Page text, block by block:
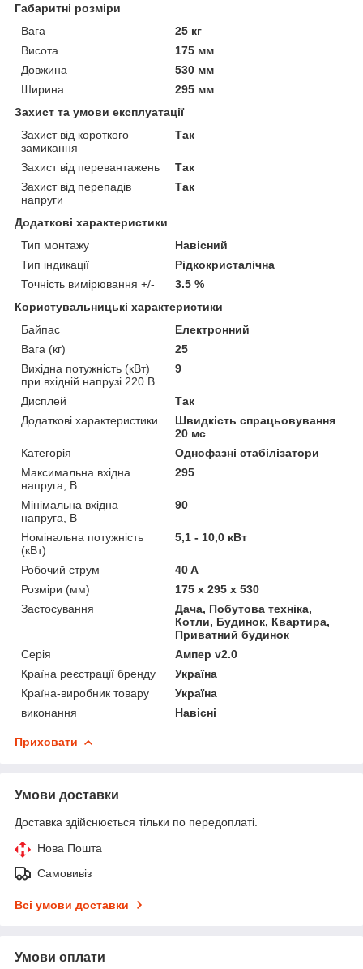
Габаритні розміри
Вага
25 кг
Висота
175 мм
Довжина
530 мм
Ширина
295 мм
Захист та умови експлуатації
Захист від короткого
замикання
Так
Захист від перевантажень
Так
Захист від перепадів
напруги
Так
Додаткові характеристики
Тип монтажу
Навісний
Тип індикації
Рідкокристалічна
Точність вимірювання +/-
3.5 %
Користувальницькі характеристики
Байпас
Електронний
Вага (кг)
25
Вихідна потужність (кВт)
при вхідній напрузі 220 В
9
Дисплей
Так
Додаткові характеристики
Швидкість спрацьовування
20 мс
Категорія
Однофазні стабілізатори
Максимальна вхідна
напруга, В
295
Мінімальна вхідна
напруга, В
90
Номінальна потужність
(кВт)
5,1 - 10,0 кВт
Робочий струм
40 A
Розміри (мм)
175 x 295 x 530
Застосування
Дача, Побутова техніка,
Котли, Будинок, Квартира,
Приватний будинок
Серія
Ампер v2.0
Країна реєстрації бренду
Україна
Країна-виробник товару
Україна
виконання
Навісні
Приховати
Умови доставки
Доставка здійснюється тільки по передоплаті.
Нова Пошта
Самовивіз
Всі умови доставки
Умови оплати